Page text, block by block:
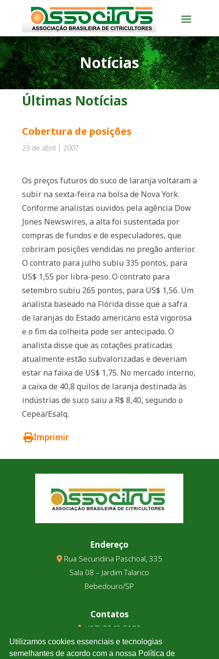
Notícias
Últimas Notícias
Cobertura de posições
23 de abril | 2007
Os preços futuros do suco de laranja voltaram a
subir na sexta-feira na bolsa de Nova York.
Conforme analistas ouvidos pela agência Dow
Jones Newswires, a alta foi sustentada por
compras de fundos e de especuladores, que
cobriram posições vendidas no pregão anterior.
O contrato para julho subiu 335 pontos, para
US$ 1,55 por libra-peso. O contrato para
setembro subiu 265 pontos, para US$ 1,56. Um
analista baseado na Flórida disse que a safra
de laranjas do Estado americano está vigorosa
e o fim da colheita pode ser antecipado. O
analista disse que as cotações praticadas
atualmente estão subvalorizadas e deveriam
estar na faixa de US$ 1,75. No mercado interno,
a caixa de 40,8 quilos de laranja destinada às
indústrias de suco saiu a R$ 8,40, segundo o
Cepea/Esalq.
Imprimir
Endereço
Rua Secundina Paschoal, 335
Sala 08 – Jardim Talarico
Bebedouro/SP
Contatos
(17) 3343-5180
(17) 99123-9831
Utilizamos cookies essenciais e tecnologias
semelhantes de acordo com a nossa Política de